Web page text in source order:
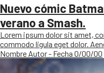
Nuevo cómic
verano a Smash.
Lorem ipsum dolor sit amet,
commodo ligula eget dolor.
Nombre Autor - Fecha 0/00/00